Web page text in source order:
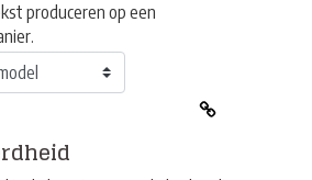
produceren op een